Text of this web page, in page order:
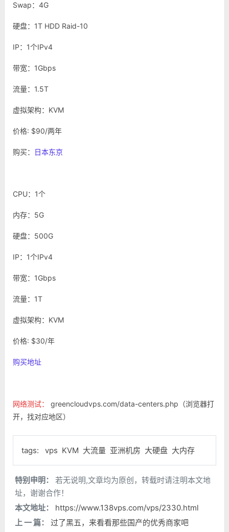
Swap：4G
硬盘：1T HDD Raid-10
IP：1个IPv4
带宽：1Gbps
流量：1.5T
虚拟架构：KVM
价格: $90/两年
购买： 日本东京
CPU：1个
内存：5G
硬盘：500G
IP：1个IPv4
带宽：1Gbps
流量：1T
虚拟架构：KVM
价格: $30/年
购买地址
网络测试：
greencloudvps.com/data-centers.php（浏览器打
开，找对应地区）
tags: vps KVM 大流量 亚洲机房 大硬盘 大内存
特别申明：
若无说明,文章均为原创，转载时请注明本文地
址，谢谢合作！
本文地址：
https://www.138vps.com/vps/2330.html
上 一 篇：
过了黑五，来看看那些国产的优秀商家吧